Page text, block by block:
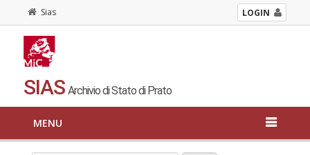
Sias LOGIN
SIAS Archivio di Stato di Prato
MENU